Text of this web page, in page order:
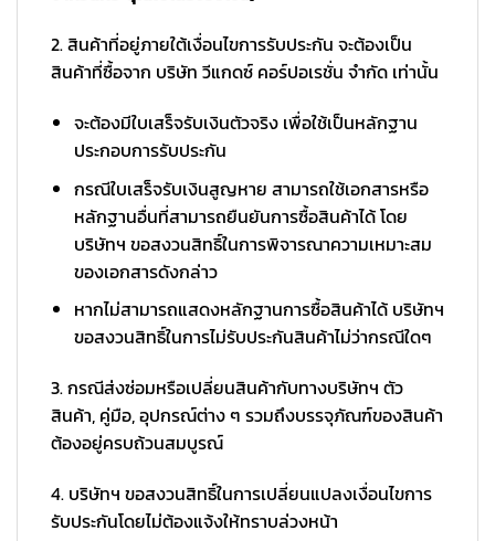
2. สินค้าที่อยู่ภายใต้เงื่อนไขการรับประกัน จะต้องเป็น
สินค้าที่ซื้อจาก บริษัท วีแกดซ์ คอร์ปอเรชั่น จำกัด เท่านั้น
จะต้องมีใบเสร็จรับเงินตัวจริง เพื่อใช้เป็นหลักฐาน
ประกอบการรับประกัน
กรณีใบเสร็จรับเงินสูญหาย สามารถใช้เอกสารหรือ
หลักฐานอื่นที่สามารถยืนยันการซื้อสินค้าได้ โดย
บริษัทฯ ขอสงวนสิทธิ์ในการพิจารณาความเหมาะสม
ของเอกสารดังกล่าว
หากไม่สามารถแสดงหลักฐานการซื้อสินค้าได้ บริษัทฯ
ขอสงวนสิทธิ์ในการไม่รับประกันสินค้าไม่ว่ากรณีใดๆ
3. กรณีส่งซ่อมหรือเปลี่ยนสินค้ากับทางบริษัทฯ ตัว
สินค้า, คู่มือ, อุปกรณ์ต่าง ๆ รวมถึงบรรจุภัณฑ์ของสินค้า
ต้องอยู่ครบถ้วนสมบูรณ์
4. บริษัทฯ ขอสงวนสิทธิ์ในการเปลี่ยนแปลงเงื่อนไขการ
รับประกันโดยไม่ต้องแจ้งให้ทราบล่วงหน้า